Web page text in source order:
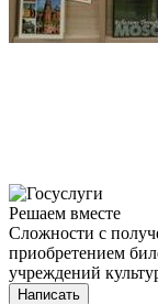
Решаем вместе
Сложности с
приобретением
учреждений
Написать